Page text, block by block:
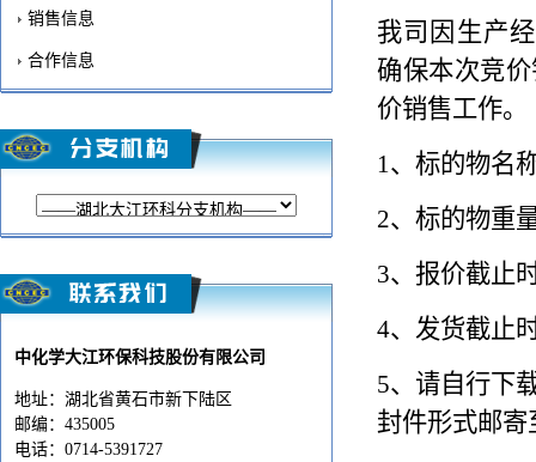
我司因 生产
确保本次竞
价销售工作。
1、 标的物名
2、 标的物重
3、 报价截止
4、 发货截止
5、 请自行下
封件形式邮
销售信息
合作信息
中化学大江环保科技股份有限公司
地址：湖北省黄石市新下陆区
邮编：435005
电话：0714-5391727